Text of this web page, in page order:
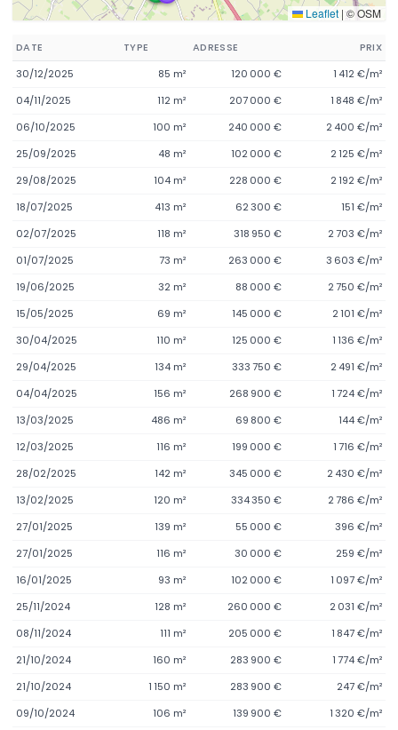
DATE TYPE ADRESSE
PRIX
30/12/2025
85 m² 120 000 €
1 412 €/m²
04/11/2025
112 m² 207 000 €
1 848 €/m²
06/10/2025
100 m² 240 000 €
2 400 €/m²
25/09/2025
48 m² 102 000 €
2 125 €/m²
29/08/2025
104 m² 228 000 €
2 192 €/m²
18/07/2025
413 m² 62 300 €
151 €/m²
02/07/2025
118 m² 318 950 €
2 703 €/m²
01/07/2025
73 m² 263 000 €
3 603 €/m²
19/06/2025
32 m² 88 000 €
2 750 €/m²
15/05/2025
69 m² 145 000 €
2 101 €/m²
30/04/2025
110 m² 125 000 €
1 136 €/m²
29/04/2025
134 m² 333 750 €
2 491 €/m²
04/04/2025
156 m² 268 900 €
1 724 €/m²
13/03/2025
486 m² 69 800 €
144 €/m²
12/03/2025
116 m² 199 000 €
1 716 €/m²
28/02/2025
142 m² 345 000 €
2 430 €/m²
13/02/2025
120 m² 334 350 €
2 786 €/m²
27/01/2025
139 m² 55 000 €
396 €/m²
27/01/2025
116 m² 30 000 €
259 €/m²
16/01/2025
93 m² 102 000 €
1 097 €/m²
25/11/2024
128 m² 260 000 €
2 031 €/m²
08/11/2024
111 m² 205 000 €
1 847 €/m²
21/10/2024
160 m² 283 900 €
1 774 €/m²
21/10/2024
1 150 m² 283 900 €
247 €/m²
09/10/2024
106 m² 139 900 € 1 320 €/m²
Leaflet |© OSM